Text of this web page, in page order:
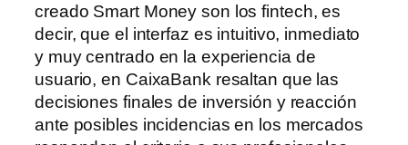
creado Smart Money son los fintech, es
decir, que el interfaz es intuitivo, inmediato
y muy centrado en la experiencia de
usuario, en CaixaBank resaltan que las
decisiones finales de inversión y reacción
ante posibles incidencias en los mercados